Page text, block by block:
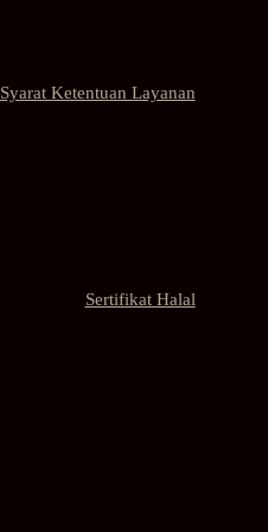
Syarat Ketentuan Layanan
Sertifikat Halal